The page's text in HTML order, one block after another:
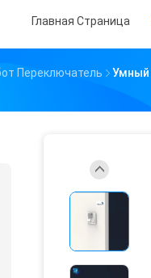
Главная Страница
Переключатель
Умный